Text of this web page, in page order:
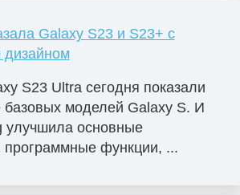
Galaxy S23 и S23+ с
S23 Ultra сегодня показали
базовых моделей Galaxy S. И
улучшила основные
программные функции, ...